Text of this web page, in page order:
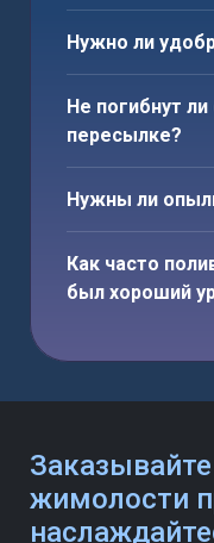
Нужно ли
Не погибнут
пересылке?
Нужны ли
Как часто
был хороший
жимолости